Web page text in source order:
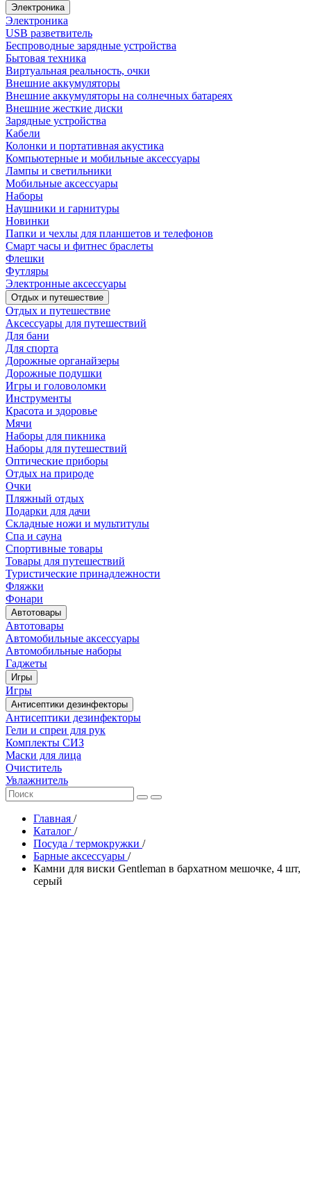
Электроника
Электроника
USB разветвитель
Беспроводные зарядные устройства
Бытовая техника
Виртуальная реальность, очки
Внешние аккумуляторы
Внешние аккумуляторы на солнечных батареях
Внешние жесткие диски
Зарядные устройства
Кабели
Колонки и портативная акустика
Компьютерные и мобильные аксессуары
Лампы и светильники
Мобильные аксессуары
Наборы
Наушники и гарнитуры
Новинки
Папки и чехлы для планшетов и телефонов
Смарт часы и фитнес браслеты
Флешки
Футляры
Электронные аксессуары
Отдых и путешествие
Отдых и путешествие
Аксессуары для путешествий
Для бани
Для спорта
Дорожные органайзеры
Дорожные подушки
Игры и головоломки
Инструменты
Красота и здоровье
Мячи
Наборы для пикника
Наборы для путешествий
Оптические приборы
Отдых на природе
Очки
Пляжный отдых
Подарки для дачи
Складные ножи и мультитулы
Спа и сауна
Спортивные товары
Товары для путешествий
Туристические принадлежности
Фляжки
Фонари
Автотовары
Автотовары
Автомобильные аксессуары
Автомобильные наборы
Гаджеты
Игры
Игры
Антисептики дезинфекторы
Антисептики дезинфекторы
Гели и спреи для рук
Комплекты СИЗ
Маски для лица
Очиститель
Увлажнитель
Главная /
Каталог /
Посуда / термокружки /
Барные аксессуары /
Камни для виски Gentleman в бархатном мешочке, 4 шт,
серый